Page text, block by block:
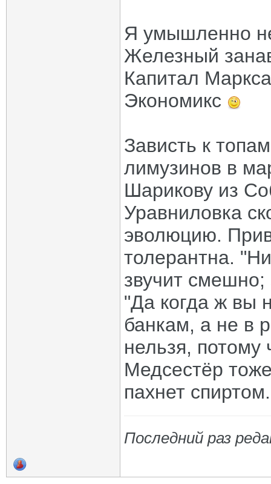
Я умышленно
Железный
Капитал
Экономикс
Зависть к
лимузинов в
Шарикову из
Уравниловка
эволюцию.
толерантна.
звучит
"Да когда ж вы
банкам, а не в
нельзя, потому
Медсестёр
пахнет
Последний раз